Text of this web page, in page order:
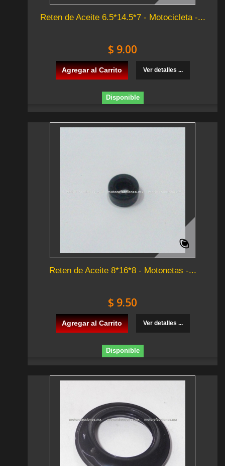
Reten de Aceite 6.5*14.5*7 - Motocicleta -...
$ 9.00
Agregar al Carrito Ver detalles ...
Disponible
Reten de Aceite 8*16*8 - Motonetas -...
$ 9.50
Agregar al Carrito Ver detalles ...
Disponible